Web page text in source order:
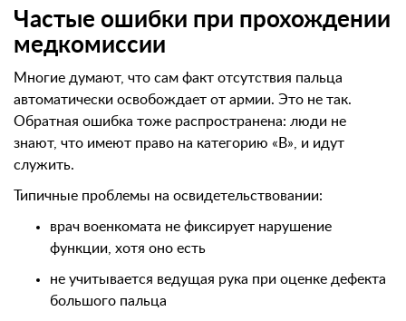
Частые ошибки при прохождении
медкомиссии
Многие думают, что сам факт отсутствия пальца
автоматически освобождает от армии. Это не так.
Обратная ошибка тоже распространена: люди не
знают, что имеют право на категорию «В», и идут
служить.
Типичные проблемы на освидетельствовании:
врач военкомата не фиксирует нарушение
функции, хотя оно есть
не учитывается ведущая рука при оценке дефекта
большого пальца